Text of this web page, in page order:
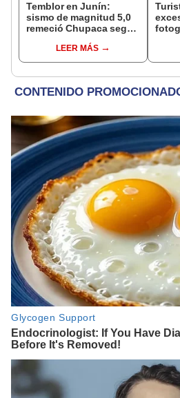
Temblor en Junín:
sismo de magnitud 5,0
remeció Chupaca según
LEER MÁS